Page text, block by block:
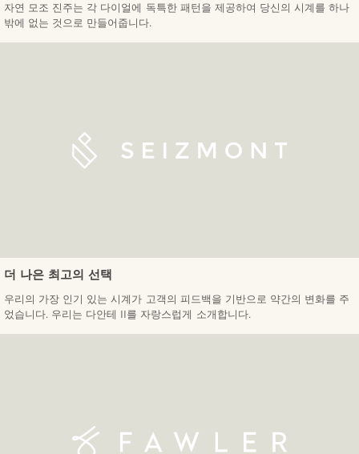
자연 모조 진주는 각 다이얼에 독특한 패턴을 제공하여 당신의 시계를 하나
밖에 없는 것으로 만들어줍니다.
더 나은 최고의 선택
우리의 가장 인기 있는 시계가 고객의 피드백을 기반으로 약간의 변화를 주
었습니다. 우리는 다안테 II를 자랑스럽게 소개합니다.